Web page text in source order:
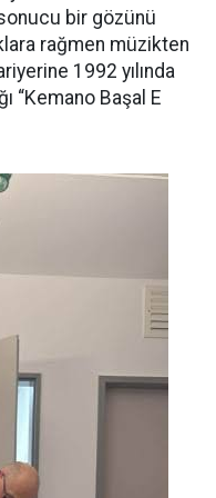
bir gözünü
rağmen müzikten
1992 yılında
“Kemano Başal E